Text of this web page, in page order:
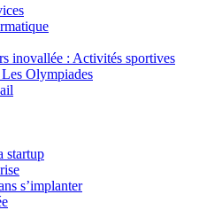
inovallée : Activités sportives
Olympiades
startup
s’implanter